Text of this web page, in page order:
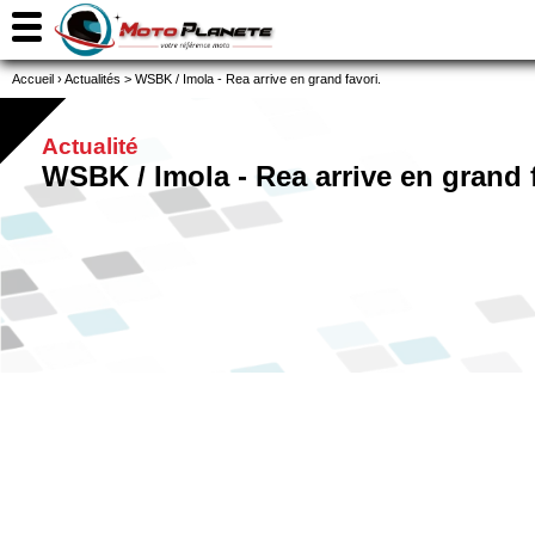
Accueil ›Actualités > WSBK / Imola - Rea arrive en grand favori.
Actualité
WSBK / Imola - Rea arrive en grand